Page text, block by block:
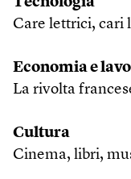
Care lettrici, cari
Economia e
La rivolta
Cultura
Cinema, libri,